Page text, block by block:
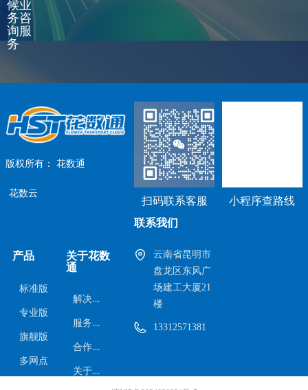
扫码联系客服 小程序查路线
产品
标准版
专业版
旗舰版
多网点
解
决方案
服
务范围
合
作案例
关
于我们
关于花数
通
联系我们
云南省昆明市
盘龙区东风广
场建工大厦21
楼
13312571381
版权所有： 花数通
花数云
候业
务咨
询服
务